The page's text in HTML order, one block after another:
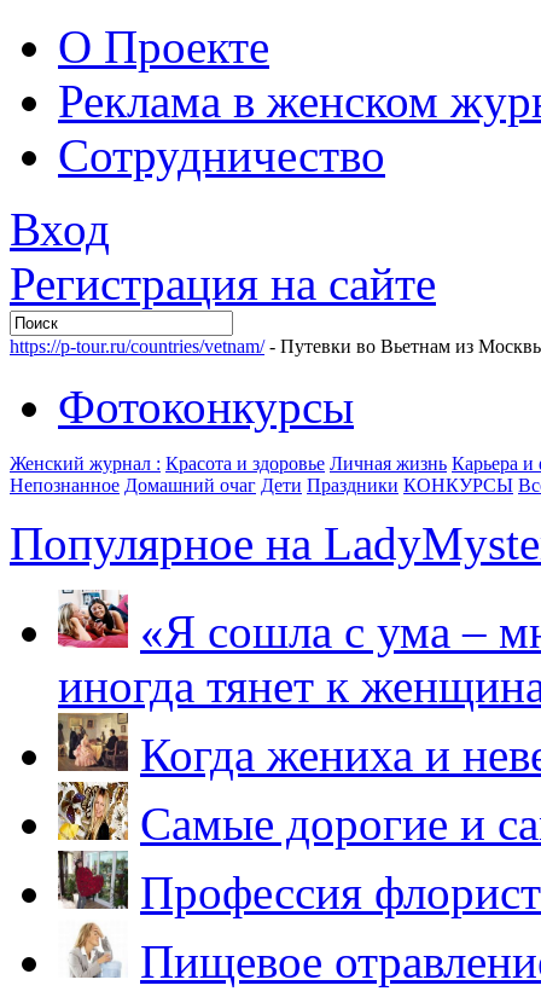
О Проекте
Реклама в женском
Сотрудничество
Вход
Регистрация на сайте
https://p-tour.ru/countries/vetnam/- Путевки во Вьетнам из
Фотоконкурсы
Женский журнал : Красота и здоровье Личная жизнь Карьера
Непознанное Домашний очаг Дети Праздники КОНКУРСЫ
Популярное на
«Я сошла с ума –
иногда тянет к
Когда жениха и
Самые дорогие и
Профессия
Пищевое